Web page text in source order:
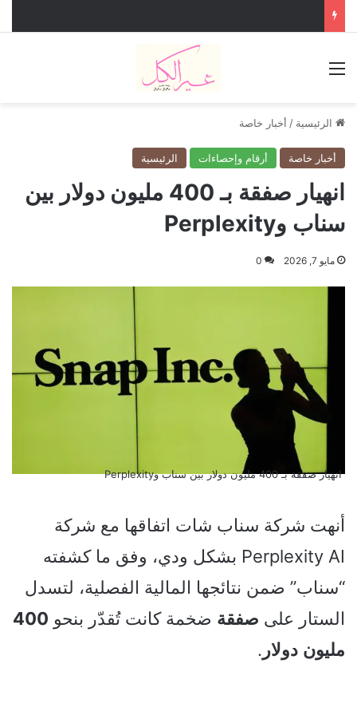
القائمة
الرئيسية / أخبار خاصة
أخبار خاصة أرقام وإحصاءات الرئيسية
انهيار صفقة بـ 400 مليون دولار بين
سناب وPerplexity
مايو 7, 2026 0
انهيار صفقة بـ 400 مليون دولار بين سناب وPerplexity
أنهت شركة سناب شات اتفاقها مع شركة
Perplexity AI بشكل ودي، وفق ما كشفته
“سناب” ضمن نتائجها المالية الفصلية، لتسدل
الستار على صفقة ضخمة كانت تُقدّر بنحو 400
مليون دولار .